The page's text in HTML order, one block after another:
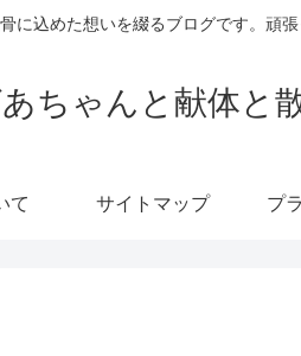
に込めた想いを綴るブログです。頑
ちゃんと献体と
て サイトマップ プ